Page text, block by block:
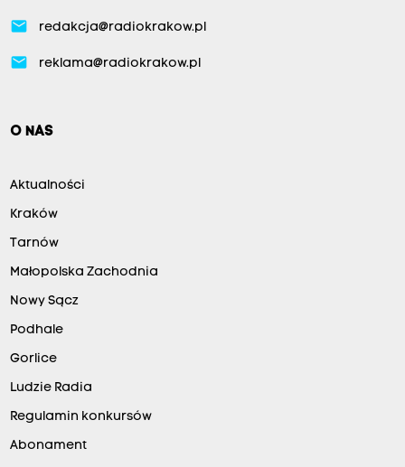
email redakcja@radiokrakow.pl
email reklama@radiokrakow.pl
O NAS
Aktualności
Kraków
Tarnów
Małopolska Zachodnia
Nowy Sącz
Podhale
Gorlice
Ludzie Radia
Regulamin konkursów
Abonament